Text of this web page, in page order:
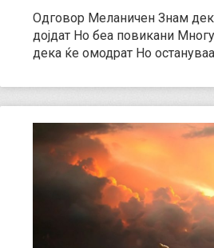
Одговор Меланичен Знам
дојдат Но беа повикани
дека ќе омодрат Но